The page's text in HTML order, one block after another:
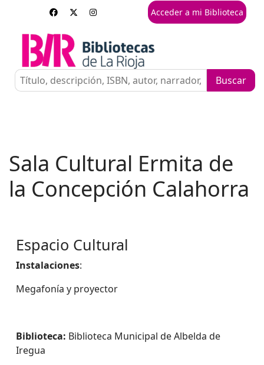
Acceder a mi Biblioteca
Sala Cultural Ermita de
la Concepción Calahorra
Espacio Cultural
Instalaciones:
Megafonía y proyector
Biblioteca: Biblioteca Municipal de Albelda de
Iregua